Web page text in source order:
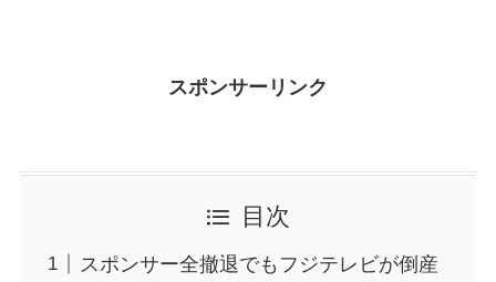
スポンサーリンク
目次
スポンサー全撤退でもフジテレビが倒産